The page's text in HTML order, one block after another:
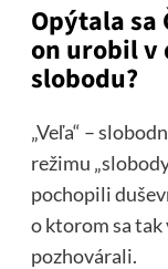
Opýtala sa
on urobil v
slobodu?
„Veľa“ –
režimu
pochopili
o ktorom sa tak
pozhovárali.